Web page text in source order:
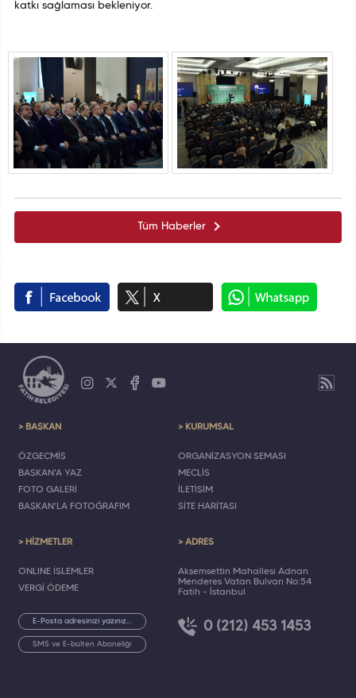
katkı sağlaması bekleniyor.
Tüm Haberler
> BAŞKAN
ÖZGEÇMİŞ
BAŞKAN'A YAZ
FOTO GALERİ
BAŞKAN'LA FOTOĞRAFIM
> KURUMSAL
ORGANİZASYON ŞEMASI
MECLİS
İLETİŞİM
SİTE HARİTASI
> HİZMETLER
ONLINE İŞLEMLER
VERGİ ÖDEME
SMS ve E-bülten Aboneliği
> ADRES
Akşemsettin Mahallesi Adnan
Menderes Vatan Bulvarı No:54
Fatih - İstanbul
0 (212) 453 1453